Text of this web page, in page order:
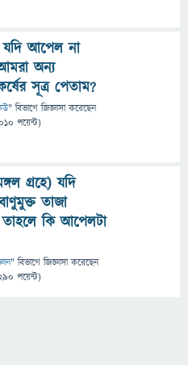
যদি আপেল না
অন্য
সূত্র পেতাম?
" বিভাগে জিজ্ঞাসাকরেছেন
পয়েন্ট)
গ্রহে) যদি
তাজা
কি আপেলটা
" বিভাগে জিজ্ঞাসাকরেছেন
পয়েন্ট)